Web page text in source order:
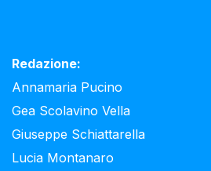
Redazione:
Annamaria Pucino
Gea Scolavino Vella
Giuseppe Schiattarella
Lucia Montanaro